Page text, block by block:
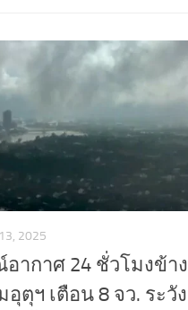
2025
ากาศ 24 ชั่วโมงข้าง
ตุฯ เตือน 8 จว. ระวัง